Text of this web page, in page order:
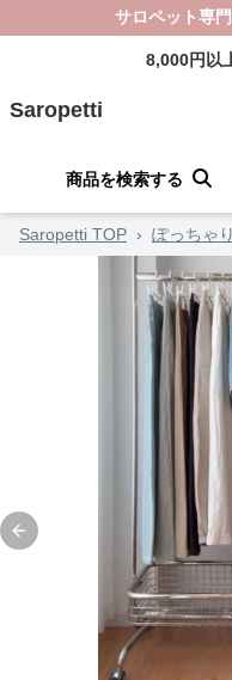
サロペット専
8,000円以
Saropetti
商品を検索する
Saropetti TOP › ぽっちゃ
Previous slide